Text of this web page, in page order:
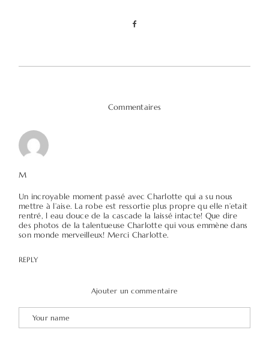
Commentaires
M
Un incroyable moment passé avec Charlotte qui a su nous
mettre à l’aise. La robe est ressortie plus propre qu elle n’etait
rentré, l eau douce de la cascade la laissé intacte! Que dire
des photos de la talentueuse Charlotte qui vous emmène dans
son monde merveilleux! Merci Charlotte.
REPLY
Ajouter un commentaire